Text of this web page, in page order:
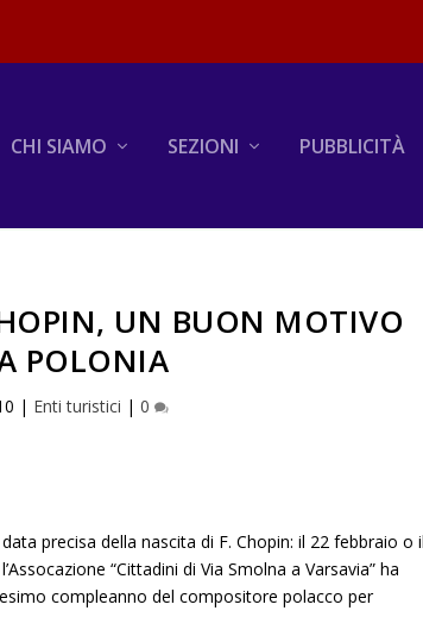
CHI SIAMO SEZIONI PUBBLICITÀ
UN BUON MOTIVO
POLONIA
| Enti turistici |0
precisa della nascita di F. Chopin: il 22 febbraio o il
“Cittadini di Via Smolna a Varsavia” ha
compleanno del compositore polacco per